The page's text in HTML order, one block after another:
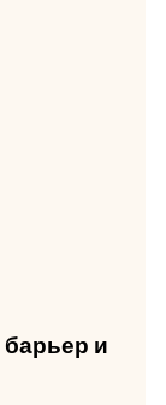
барьер и